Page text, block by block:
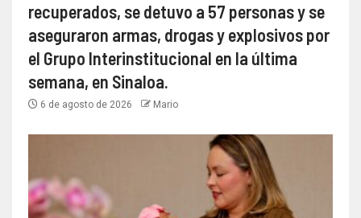
recuperados, se detuvo a 57 personas y se
aseguraron armas, drogas y explosivos por
el Grupo Interinstitucional en la última
semana, en Sinaloa.
6 de agosto de 2026 Mario